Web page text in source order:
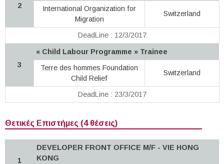
2
International Organization for
Migration
Switzerland
DeadLine : 12/3/2017
3
« Child Labour Programme » Trainee
Terre des hommes Foundation
Child Relief
Switzerland
DeadLine : 23/3/2017
Θετικές Επιστήμες (4 θέσεις)
1
DEVELOPER FRONT OFFICE M/F - VIE HONG
KONG